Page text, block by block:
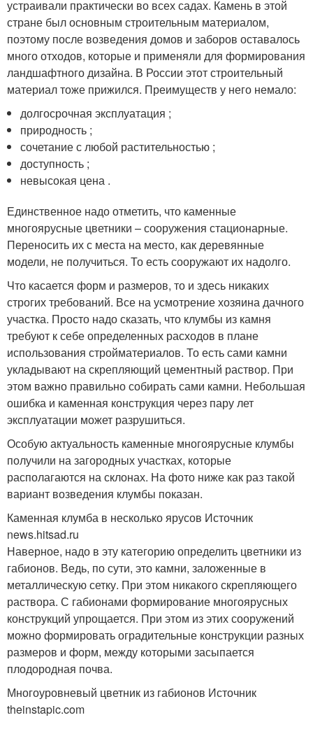
устраивали практически во всех садах. Камень в этой
стране был основным строительным материалом,
поэтому после возведения домов и заборов оставалось
много отходов, которые и применяли для формирования
ландшафтного дизайна. В России этот строительный
материал тоже прижился. Преимуществ у него немало:
долгосрочная эксплуатация ;
природность ;
сочетание с любой растительностью ;
доступность ;
невысокая цена .
Единственное надо отметить, что каменные
многоярусные цветники – сооружения стационарные.
Переносить их с места на место, как деревянные
модели, не получиться. То есть сооружают их надолго.
Что касается форм и размеров, то и здесь никаких
строгих требований. Все на усмотрение хозяина дачного
участка. Просто надо сказать, что клумбы из камня
требуют к себе определенных расходов в плане
использования стройматериалов. То есть сами камни
укладывают на скрепляющий цементный раствор. При
этом важно правильно собирать сами камни. Небольшая
ошибка и каменная конструкция через пару лет
эксплуатации может разрушиться.
Особую актуальность каменные многоярусные клумбы
получили на загородных участках, которые
располагаются на склонах. На фото ниже как раз такой
вариант возведения клумбы показан.
Каменная клумба в несколько ярусов Источник
news.hitsad.ru
Наверное, надо в эту категорию определить цветники из
габионов. Ведь, по сути, это камни, заложенные в
металлическую сетку. При этом никакого скрепляющего
раствора. С габионами формирование многоярусных
конструкций упрощается. При этом из этих сооружений
можно формировать оградительные конструкции разных
размеров и форм, между которыми засыпается
плодородная почва.
Многоуровневый цветник из габионов Источник
theinstapic.com